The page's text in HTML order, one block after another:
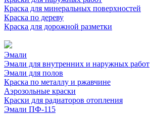
Краска для минеральных поверхностей
Краска по дереву
Краска для дорожной разметки
Эмали
Эмали для внутренних и наружных работ
Эмали для полов
Краска по металлу и ржавчине
Аэрозольные краски
Краски для радиаторов отопления
Эмали ПФ-115